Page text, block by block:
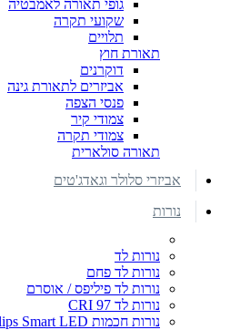
גופי תאורה לאמבטיה
שקועי תקרה
תלויים
תאורת חוץ
דוקרנים
אביזרים לתאורת גינה
פנסי הצפה
צמודי קיר
צמודי תקרה
תאורה סולארית
אביזרי סלולר וגאדג'טים
נורות
נורות לד
נורות לד פחם
נורות לד פיליפס / אוסרם
נורות לד CRI 97
נורות חכמות Philips Smart LED